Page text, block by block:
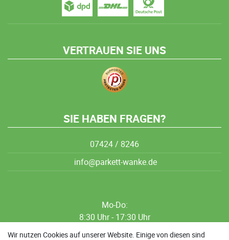
VERTRAUEN SIE UNS
SIE HABEN FRAGEN?
07424 / 8246
info@parkett-wanke.de
Mo-Do:
8:30 Uhr - 17:30 Uhr
8:30 Uhr - 12:00 Uhr
Wir nutzen Cookies auf unserer Website. Einige von diesen sind